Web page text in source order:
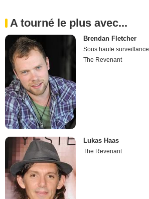
A tourné le plus avec...
Brendan Fletcher
Sous haute surveillance
The Revenant
Lukas Haas
The Revenant